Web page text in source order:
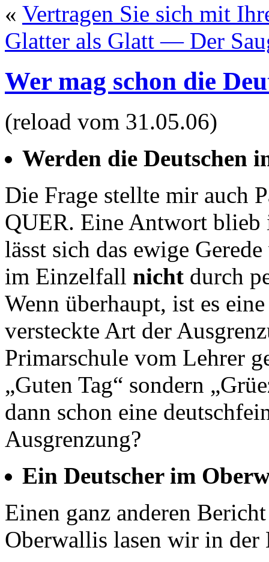
« Vertragen Sie sich mit
Glatter als Glatt — Der
Wer mag schon die
(reload vom 31.05.06)
Werden die Deutschen
Die Frage stellte mir auch
QUER. Eine Antwort blieb
lässt sich das ewige
im Einzelfall nicht durch
Wenn überhaupt, ist es
versteckte Art der
Primarschule vom Lehrer
„Guten Tag“ sondern
dann schon eine
Ausgrenzung?
Ein Deutscher im
Einen ganz anderen
Oberwallis lasen wir in